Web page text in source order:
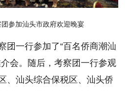
参加汕头市政府欢迎晚宴
团一行参加了“百名侨商潮汕
会。随后，考察团一行参观
、汕头综合保税区、汕头侨